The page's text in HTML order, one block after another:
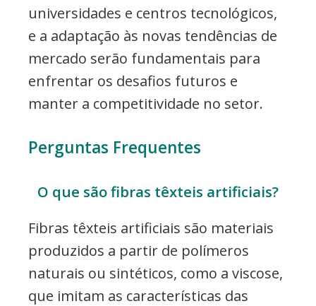
universidades e centros tecnológicos,
e a adaptação às novas tendências de
mercado serão fundamentais para
enfrentar os desafios futuros e
manter a competitividade no setor.
Perguntas Frequentes
O que são fibras têxteis artificiais?
Fibras têxteis artificiais são materiais
produzidos a partir de polímeros
naturais ou sintéticos, como a viscose,
que imitam as características das